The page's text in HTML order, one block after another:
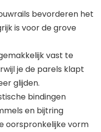
bevorderen het
is voor de grove
vast te
je de parels klapt
glijden.
bindingen
en bijtring
oorspronkelijke vorm